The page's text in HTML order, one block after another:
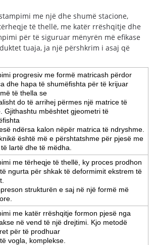
me një dhe shumë stacione,
të thellë, me katër rrëshqitje dhe
për të siguruar mënyrën më efikase
tuaja, ja një përshkrim i asaj që
progresiv me formë matricash përdor
dhe hapa të shumëfishta për të krijuar
të thella se
do të arrihej përmes një matrice të
Gjithashtu mbështet gjeometri të
ndërsa kalon nëpër matrica të ndryshme.
është më e përshtatshme për pjesë me
lartë dhe të mëdha.
me tërheqje të thellë, ky proces prodhon
ngurta për shkak të deformimit ekstrem të
strukturën e saj në një formë më
me katër rrëshqitje formon pjesë nga
në vend të një drejtimi. Kjo metodë
për të prodhuar
vogla, komplekse.